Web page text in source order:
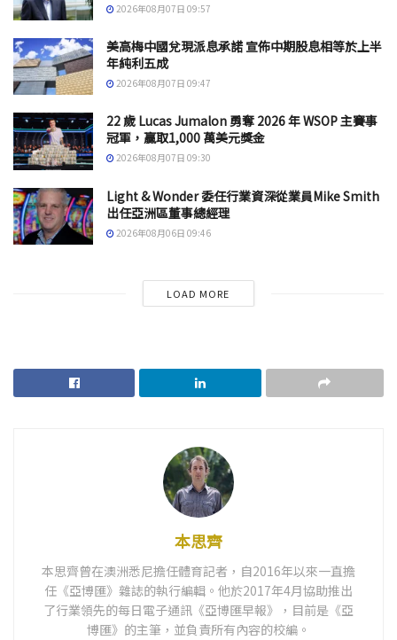
2026年08月07日 09:57
美高梅中國兌現派息承諾 宣佈中期股息相等於上半
年純利五成
2026年08月07日 09:47
22 歲 Lucas Jumalon 勇奪 2026 年 WSOP 主賽事
冠軍，贏取1,000 萬美元獎金
2026年08月07日 09:30
Light & Wonder 委任行業資深從業員Mike Smith
出任亞洲區董事總經理
2026年08月06日 09:46
LOAD MORE
本思齊
本思齊曾在澳洲悉尼擔任體育記者，自2016年以來一直擔
任《亞博匯》雜誌的執行編輯。他於2017年4月協助推出
了行業領先的每日電子通訊《亞博匯早報》，目前是《亞
博匯》的主筆，並負責所有內容的校編。